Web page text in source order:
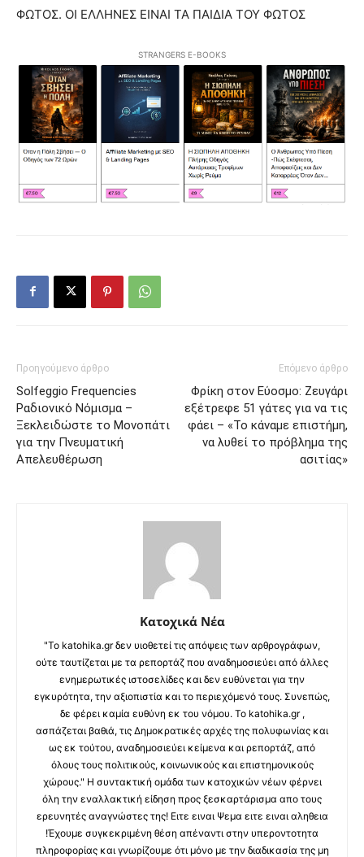
ΦΩΤΟΣ. ΟΙ ΕΛΛΗΝΕΣ ΕΙΝΑΙ ΤΑ ΠΑΙΔΙΑ ΤΟΥ ΦΩΤΟΣ
STRANGERS E-BOOKS
Προηγούμενο άρθρο
Solfeggio Frequencies
Ραδιονικό Νόμισμα –
Ξεκλειδώστε το Μονοπάτι
για την Πνευματική
Απελευθέρωση
Επόμενο άρθρο
Φρίκη στον Εύοσμο: Ζευγάρι
εξέτρεφε 51 γάτες για να τις
φάει – «Το κάναμε επιστήμη,
να λυθεί το πρόβλημα της
ασιτίας»
Κατοχικά Νέα
"Το katohika.gr δεν υιοθετεί τις απόψεις των αρθρογράφων,
ούτε ταυτίζεται με τα ρεπορτάζ που αναδημοσιεύει από άλλες
ενημερωτικές ιστοσελίδες και δεν ευθύνεται για την
εγκυρότητα, την αξιοπιστία και το περιεχόμενό τους. Συνεπώς,
δε φέρει καμία ευθύνη εκ του νόμου. Το katohika.gr ,
ασπάζεται βαθιά, τις Δημοκρατικές αρχές της πολυφωνίας και
ως εκ τούτου, αναδημοσιεύει κείμενα και ρεπορτάζ, από
όλους τους πολιτικούς, κοινωνικούς και επιστημονικούς
χώρους." Η συντακτική ομάδα των κατοχικών νέων φέρνει
όλη την εναλλακτική είδηση προς ξεσκαρτάρισμα απο τους
ερευνητές αναγνώστες της! Ειτε ειναι Ψεμα ειτε ειναι αληθεια
!Έχουμε συγκεκριμένη θέση απέναντι στην υπεροντοτητα
πληροφορίας και γνωρίζουμε ότι μόνο με την διαδικασία της μη